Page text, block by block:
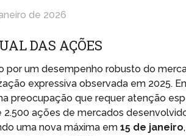
de 2026
DAS AÇÕES
por um desempenho robusto do
expressiva observada em 2025.
preocupação que requer atenção
2.500 ações de mercados
uma nova máxima em15 de janeiro